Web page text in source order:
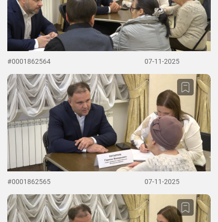
#0001862564 07-11-2025
#0001862565 07-11-2025